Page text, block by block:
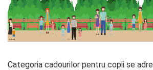
Categoria cadourilor pentru copii se